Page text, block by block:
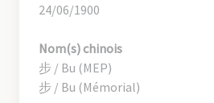
24/06/1900
Nom(s) chinois
步 / Bu (MEP)
步 / Bu (Mémorial)